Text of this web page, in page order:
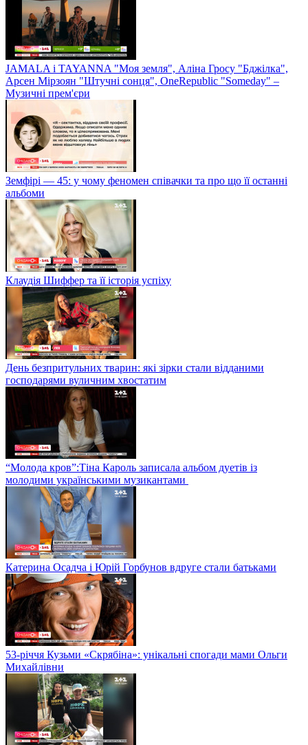
JAMALA і TAYANNA "Моя земля", Аліна Гросу "Бджілка",
Арсен Мірзоян "Штучні сонця", OneRepublic "Someday" –
Музичні прем'єри
Земфірі — 45: у чому феномен співачки та про що її останні
альбоми
Клаудія Шиффер та її історія успіху
День безпритульних тварин: які зірки стали відданими
господарями вуличним хвостатим
“Молода кров”:Тіна Кароль записала альбом дуетів із
молодими українськими музикантами
Катерина Осадча і Юрій Горбунов вдруге стали батьками
53-річчя Кузьми «Скрябіна»: унікальні спогади мами Ольги
Михайлівни